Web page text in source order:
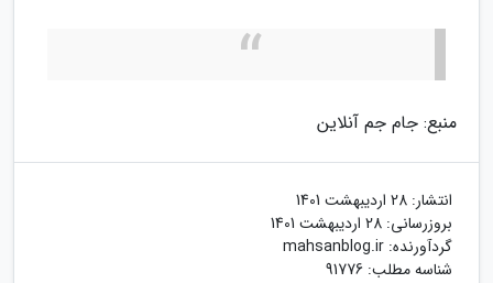
منبع: جام جم آنلاین
انتشار: 28 اردیبهشت 1401
بروزرسانی: 28 اردیبهشت 1401
گردآورنده: mahsanblog.ir
شناسه مطلب: 91776